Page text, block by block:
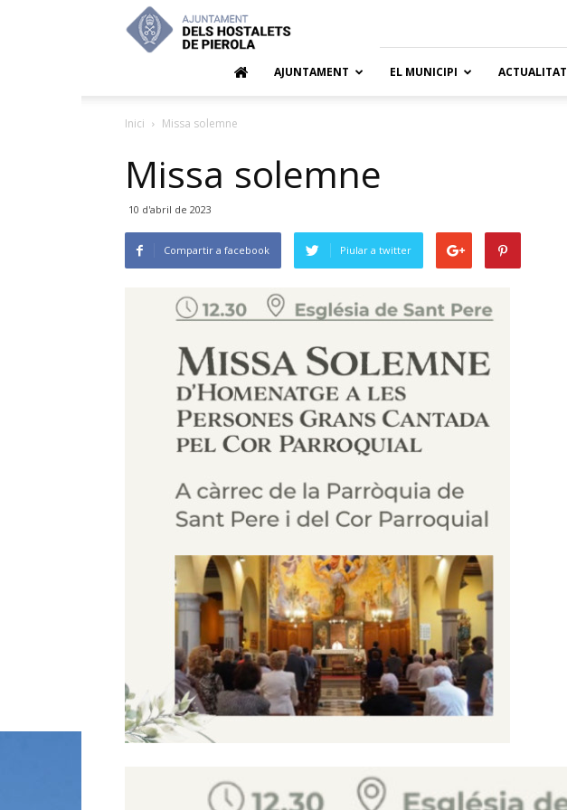
Hostalets
de
AJUNTAMENT EL MUNICIPI ACTUALITAT
Inici Missa solemne
Missa solemne
10 d'abril de 2023
Compartir a facebook Piular a twitter